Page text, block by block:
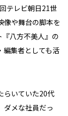
テレビ朝日21世
像や舞台の脚本を
八方不美人』の
編集者としても活
らいていた20代
ダメな社員だっ